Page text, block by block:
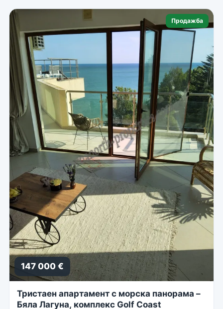
Продажба
147 000 €
Тристаен апартамент с морска панорама –
Бяла Лагуна, комплекс Golf Coast